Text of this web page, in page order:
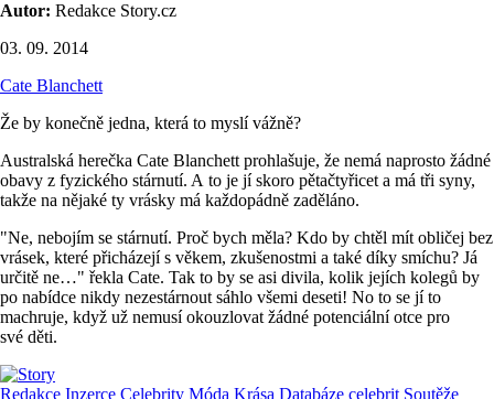
Autor: Redakce Story.cz
03. 09. 2014
Cate Blanchett
Že by konečně jedna, která to myslí vážně?
Australská herečka Cate Blanchett prohlašuje, že nemá naprosto žádné
obavy z fyzického stárnutí. A to je jí skoro pětačtyřicet a má tři syny,
takže na nějaké ty vrásky má každopádně zaděláno.
"Ne, nebojím se stárnutí. Proč bych měla? Kdo by chtěl mít obličej bez
vrásek, které přicházejí s věkem, zkušenostmi a také díky smíchu? Já
určitě ne…" řekla Cate. Tak to by se asi divila, kolik jejích kolegů by
po nabídce nikdy nezestárnout sáhlo všemi deseti! No to se jí to
machruje, když už nemusí okouzlovat žádné potenciální otce pro
své děti.
Redakce Inzerce Celebrity Móda Krása Databáze celebrit Soutěže